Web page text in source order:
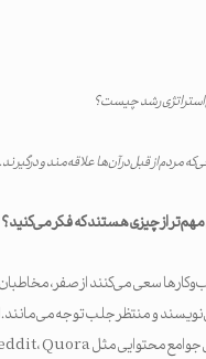
استراتژی رشد چیست؟
که مردم از قبل در آن‌ها علاقه‌مند و درگیرند.
از چیزی هستند که فکر می‌کنید؟
سعی می‌کنند از صفر، مخاطبان
و منتظر جلب توجه می‌مانند.